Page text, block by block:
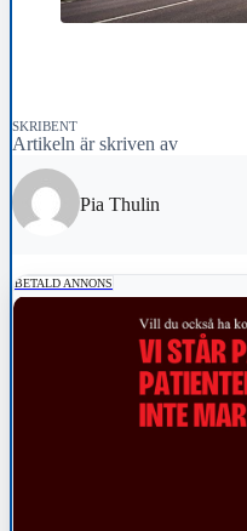
SKRIBENT
Artikeln är skriven av
Pia Thulin
BETALD ANNONS